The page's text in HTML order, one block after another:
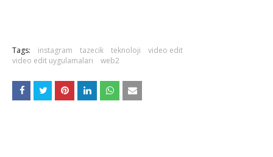
Tags: instagram tazecik teknoloji
video edit
video edit uygulamaları
web2